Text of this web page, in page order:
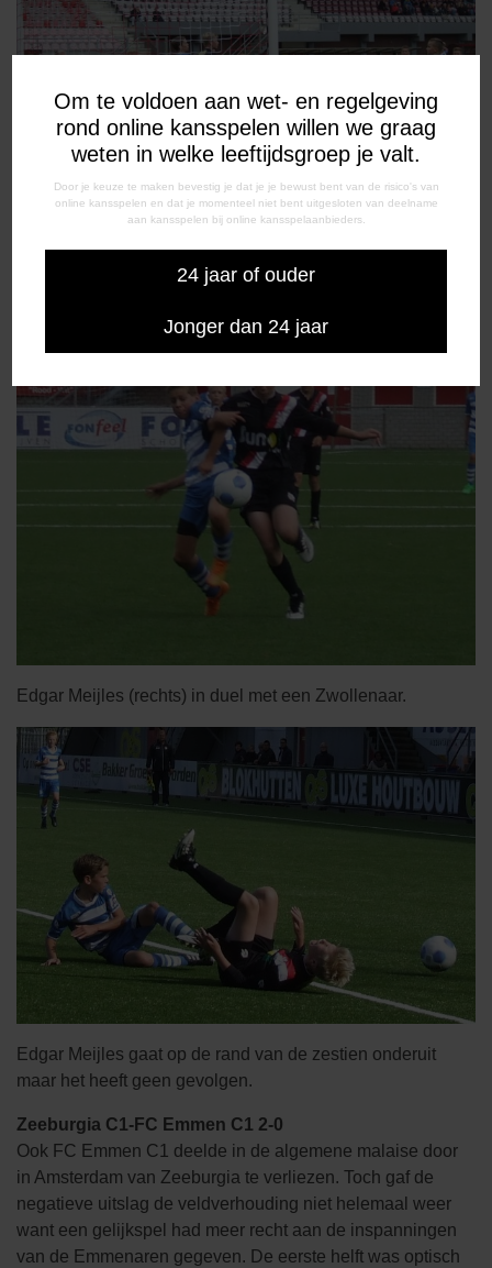
Om te voldoen aan wet- en regelgeving
rond online kansspelen willen we graag
weten in welke leeftijdsgroep je valt.
Door je keuze te maken bevestig je dat je je bewust bent van de risico's van
online kansspelen en dat je momenteel niet bent uitgesloten van deelname
aan kansspelen bij online kansspelaanbieders.
24 jaar of ouder
Jonger dan 24 jaar
De vrije trap van Boy Nijgh (niet zichtbaar) is raak: 1-2.
Edgar Meijles (rechts) in duel met een Zwollenaar.
Edgar Meijles gaat op de rand van de zestien onderuit
maar het heeft geen gevolgen.
Zeeburgia C1-FC Emmen C1 2-0
Ook FC Emmen C1 deelde in de algemene malaise door
in Amsterdam van Zeeburgia te verliezen. Toch gaf de
negatieve uitslag de veldverhouding niet helemaal weer
want een gelijkspel had meer recht aan de inspanningen
van de Emmenaren gegeven. De eerste helft was optisch